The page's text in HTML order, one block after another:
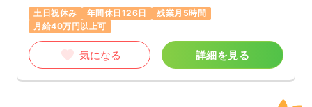
土日祝休み
年間休日126日
残業月5時間
月給40万円以上可
気になる 詳細を見る